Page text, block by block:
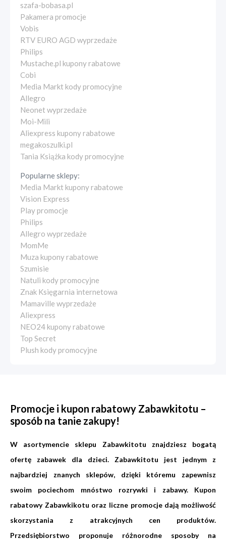
szafa-bobasa.pl
Pakamera promocje
Vobis
RTV EURO AGD wyprzedaże
Philips
Mustache.pl kupony rabatowe
Cobi
Media Markt kody promocyjne
Allegro
Neonet wyprzedaże
Moi-Mili
Aliexpress kupony rabatowe
megakoszulki.pl
Tania Książka kody promocyjne
Popularne sklepy:
Media Markt kupony rabatowe
Vision Express
Play promocje
Philips
Allegro wyprzedaże
MomMe
Muza kupony rabatowe
Szumisie
Natuli kody promocyjne
Znak Księgarnia internetowa
Mamaville wyprzedaże
Aliexpress
NEO24 kupony rabatowe
Top Secret
Plush kody promocyjne
Promocje i kupon rabatowy Zabawkitotu –
sposób na tanie zakupy!
W asortymencie sklepu Zabawkitotu znajdziesz bogatą
ofertę zabawek dla dzieci. Zabawkitotu jest jednym z
najbardziej znanych sklepów, dzięki któremu zapewnisz
swoim pociechom mnóstwo rozrywki i zabawy. Kupon
rabatowy Zabawkikotu oraz liczne promocje dają możliwość
skorzystania z atrakcyjnych cen produktów.
Przedsiębiorstwo proponuje różnorodne sposoby na